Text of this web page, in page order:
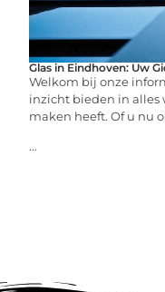
Glas in Eindhoven: Uw
Welkom bij onze
inzicht bieden in alles
maken heeft. Of u nu
...